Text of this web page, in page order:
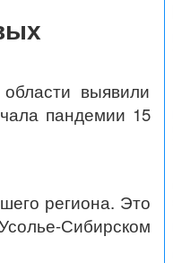
выявили
пандемии 15
региона. Это
Сибирском